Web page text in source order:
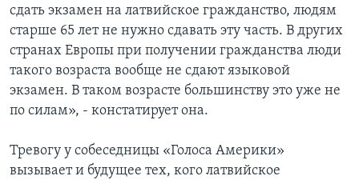
сдать экзамен на латвийское гражданство, людям
старше 65 лет не нужно сдавать эту часть. В других
странах Европы при получении гражданства люди
такого возраста вообще не сдают языковой
экзамен. В таком возрасте большинству это уже не
по силам», - констатирует она.
Тревогу у собеседницы «Голоса Америки»
вызывает и будущее тех, кого латвийское